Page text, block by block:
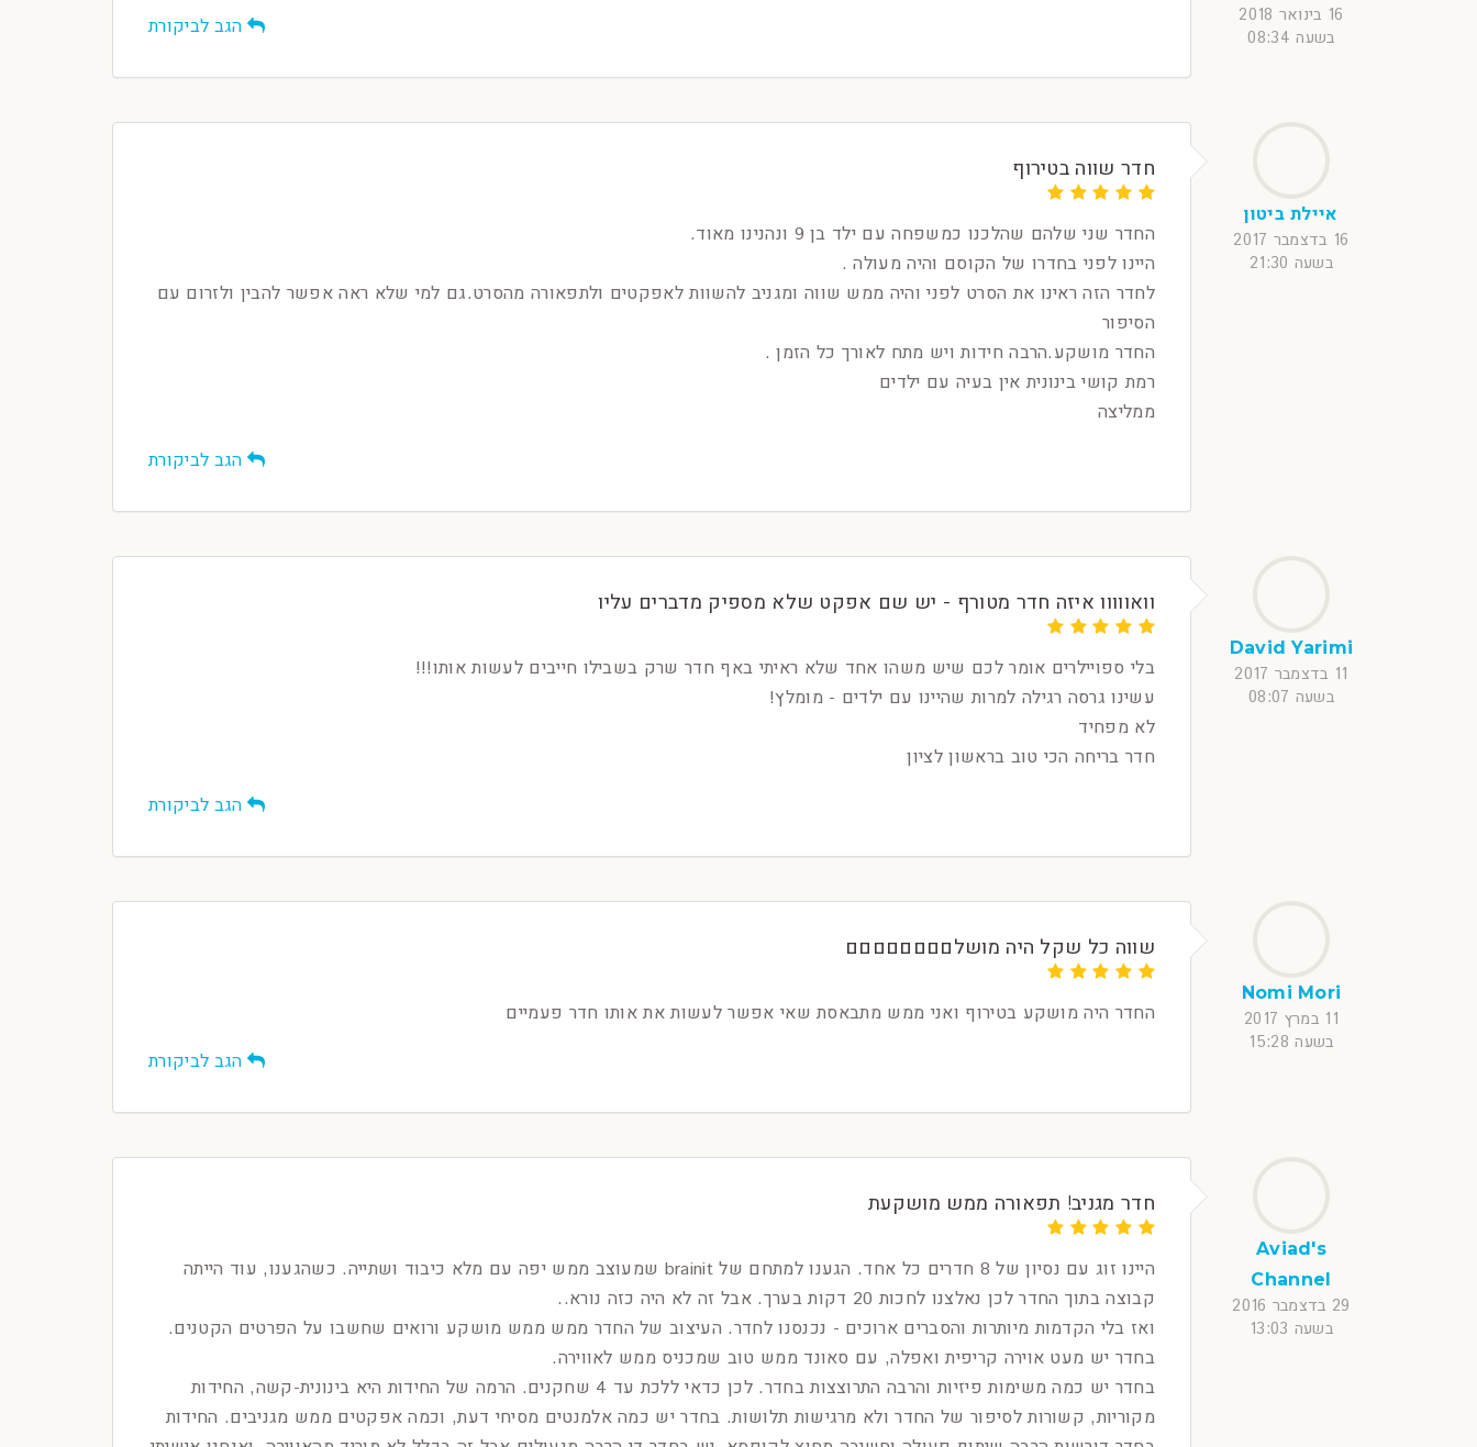
16 בינואר 2018
בשעה 08:34
הגב לביקורת
איילת ביטון
16 בדצמבר 2017
בשעה 21:30
חדר שווה בטירוף
החדר שני שלהם שהלכנו כמשפחה עם ילד בן 9 ונהנינו מאוד.
היינו לפני בחדרו של הקוסם והיה מעולה .
לחדר הזה ראינו את הסרט לפני והיה ממש שווה ומגניב להשוות לאפקטים ולתפאורה מהסרט.גם למי שלא ראה אפשר להבין ולזרום עם
הסיפור
החדר מושקע.הרבה חידות ויש מתח לאורך כל הזמן .
רמת קושי בינונית אין בעיה עם ילדים
ממליצה
הגב לביקורת
David Yarimi
11 בדצמבר 2017
בשעה 08:07
וואווווו איזה חדר מטורף - יש שם אפקט שלא מספיק מדברים עליו
בלי ספויילרים אומר לכם שיש משהו אחד שלא ראיתי באף חדר שרק בשבילו חייבים לעשות אותו!!!
עשינו גרסה רגילה למרות שהיינו עם ילדים - מומלץ!
לא מפחיד
חדר בריחה הכי טוב בראשון לציון
הגב לביקורת
Nomi Mori
11 במרץ 2017
בשעה 15:28
שווה כל שקל היה מושלםםםםםםםם
החדר היה מושקע בטירוף ואני ממש מתבאסת שאי אפשר לעשות את אותו חדר פעמיים
הגב לביקורת
Aviad's
Channel
29 בדצמבר 2016
בשעה 13:03
חדר מגניב! תפאורה ממש מושקעת
היינו זוג עם נסיון של 8 חדרים כל אחד. הגענו למתחם של brainit שמעוצב ממש יפה עם מלא כיבוד ושתייה. כשהגענו, עוד הייתה
קבוצה בתוך החדר לכן נאלצנו לחכות 20 דקות בערך. אבל זה לא היה כזה נורא..
ואז בלי הקדמות מיותרות והסברים ארוכים - נכנסנו לחדר. העיצוב של החדר ממש ממש מושקע ורואים שחשבו על הפרטים הקטנים.
בחדר יש מעט אוירה קריפית ואפלה, עם סאונד ממש טוב שמכניס ממש לאווירה.
בחדר יש כמה משימות פיזיות והרבה התרוצצות בחדר. לכן כדאי ללכת עד 4 שחקנים. הרמה של החידות היא בינונית-קשה, החידות
מקוריות, קשורות לסיפור של החדר ולא מרגישות תלושות. בחדר יש כמה אלמנטים מסיחי דעת, וכמה אפקטים ממש מגניבים. החידות